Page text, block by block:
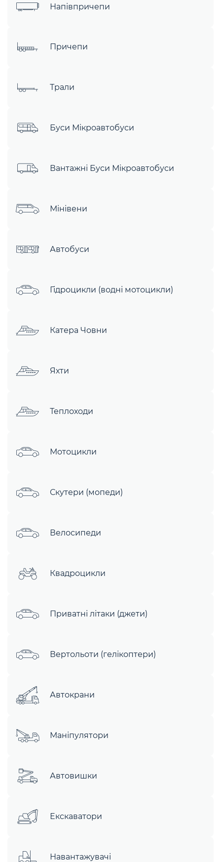
Напівпричепи
Причепи
Трали
Буси Мікроавтобуси
Вантажні Буси Мікроавтобуси
Мінівени
Автобуси
Гідроцикли (водні мотоцикли)
Катера Човни
Яхти
Теплоходи
Мотоцикли
Скутери (мопеди)
Велосипеди
Квадроцикли
Приватні літаки (джети)
Вертольоти (гелікоптери)
Автокрани
Маніпулятори
Автовишки
Екскаватори
Навантажувачі